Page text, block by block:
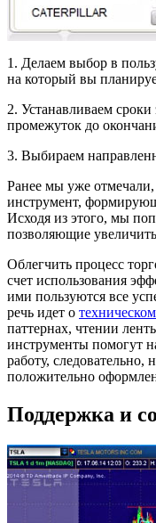
1. Делаем выбор в
на который вы
2. Устанавливаем
промежуток до
3. Выбираем
Ранее мы уже
инструмент,
Исходя из этого, мы
позволяющие
Облегчить процесс
счет использования
ими пользуются все
речь идет о
паттернах, чтении
инструменты помогут
работу, следовательно,
положительно
Поддержка и